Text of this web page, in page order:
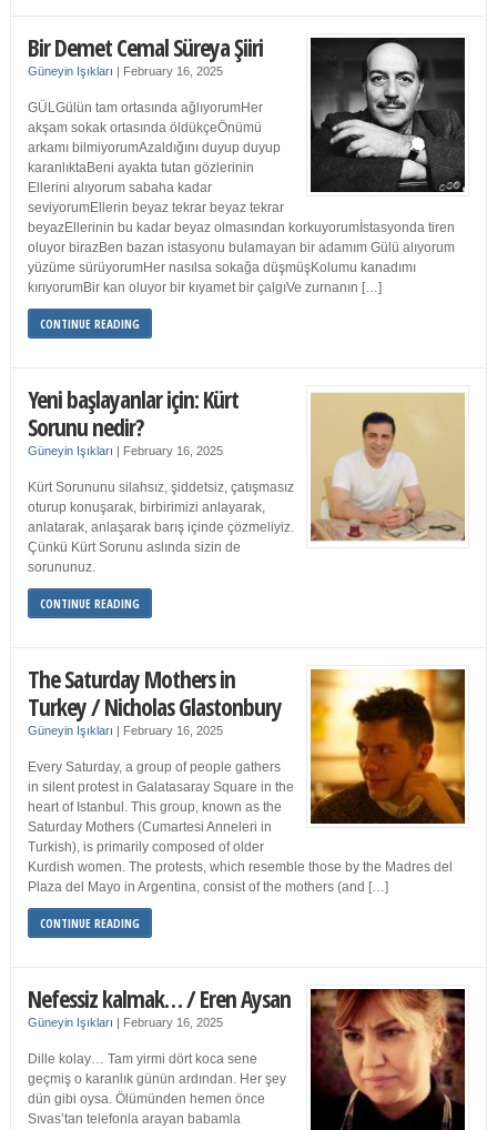
Bir Demet Cemal Süreya Şiiri
Güneyin Işıkları | February 16, 2025
GÜLGülün tam ortasında ağlıyorumHer
akşam sokak ortasında öldükçeÖnümü
arkamı bilmiyorumAzaldığını duyup duyup
karanlıktaBeni ayakta tutan gözlerinin
Ellerini alıyorum sabaha kadar
seviyorumEllerin beyaz tekrar beyaz tekrar
beyazEllerinin bu kadar beyaz olmasından korkuyorumİstasyonda tiren
oluyor birazBen bazan istasyonu bulamayan bir adamım Gülü alıyorum
yüzüme sürüyorumHer nasılsa sokağa düşmüşKolumu kanadımı
kırıyorumBir kan oluyor bir kıyamet bir çalgıVe zurnanın […]
CONTINUE READING
Yeni başlayanlar için: Kürt
Sorunu nedir?
Güneyin Işıkları | February 16, 2025
Kürt Sorununu silahsız, şiddetsiz, çatışmasız
oturup konuşarak, birbirimizi anlayarak,
anlatarak, anlaşarak barış içinde çözmeliyiz.
Çünkü Kürt Sorunu aslında sizin de
sorununuz.
CONTINUE READING
The Saturday Mothers in
Turkey / Nicholas Glastonbury
Güneyin Işıkları | February 16, 2025
Every Saturday, a group of people gathers
in silent protest in Galatasaray Square in the
heart of Istanbul. This group, known as the
Saturday Mothers (Cumartesi Anneleri in
Turkish), is primarily composed of older
Kurdish women. The protests, which resemble those by the Madres del
Plaza del Mayo in Argentina, consist of the mothers (and […]
CONTINUE READING
Nefessiz kalmak… / Eren Aysan
Güneyin Işıkları | February 16, 2025
Dille kolay… Tam yirmi dört koca sene
geçmiş o karanlık günün ardından. Her şey
dün gibi oysa. Ölümünden hemen önce
Sıvas’tan telefonla arayan babamla